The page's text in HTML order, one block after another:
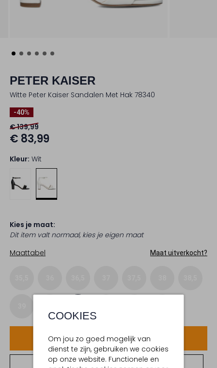
COOKIES
Om jou zo goed mogelijk van
dienst te zijn, gebruiken we cookies
op onze website. Functionele en
PETER KAISER
Witte Peter Kaiser Sandalen Met Hak 78340
-40%
€ 139,99
€ 83,99
Kleur: Wit
Kies je maat:
Dit item valt normaal, kies je eigen maat
Maattabel
Maat uitverkocht?
Voeg toe